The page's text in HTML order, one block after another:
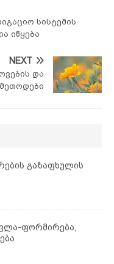
სისტემის
იწყება
NEXT
და
გაზაფხულის
ფორმირება,